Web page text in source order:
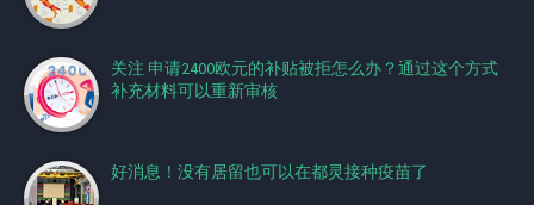
关注 申请2400欧元的补贴被拒怎么办？通过这个方式
补充材料可以重新审核
好消息！没有居留也可以在都灵接种疫苗了